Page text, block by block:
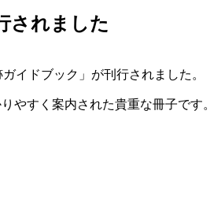
されました
イドブック」が刊行されました。
やすく案内された貴重な冊子です。